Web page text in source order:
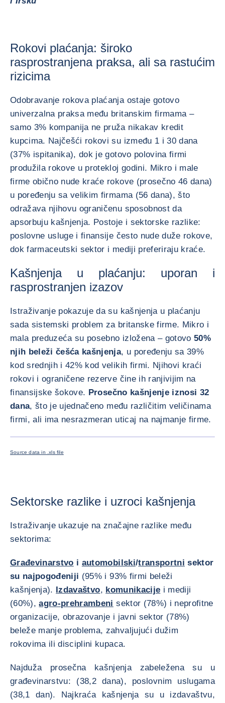
Rokovi plaćanja: široko
rasprostranjena praksa, ali sa rastućim
rizicima
Odobravanje rokova plaćanja ostaje gotovo
univerzalna praksa među britanskim firmama –
samo 3% kompanija ne pruža nikakav kredit
kupcima. Najčešći rokovi su između 1 i 30 dana
(37% ispitanika), dok je gotovo polovina firmi
produžila rokove u protekloj godini. Mikro i male
firme obično nude kraće rokove (prosečno 46 dana)
u poređenju sa velikim firmama (56 dana), što
odražava njihovu ograničenu sposobnost da
apsorbuju kašnjenja. Postoje i sektorske razlike:
poslovne usluge i finansije često nude duže rokove,
dok farmaceutski sektor i mediji preferiraju kraće.
Kašnjenja u plaćanju: uporan i
rasprostranjen izazov
Istraživanje pokazuje da su kašnjenja u plaćanju
sada sistemski problem za britanske firme. Mikro i
mala preduzeća su posebno izložena – gotovo 50%
njih beleži češća kašnjenja, u poređenju sa 39%
kod srednjih i 42% kod velikih firmi. Njihovi kraći
rokovi i ograničene rezerve čine ih ranjivijim na
finansijske šokove. Prosečno kašnjenje iznosi 32
dana, što je ujednačeno među različitim veličinama
firmi, ali ima nesrazmeran uticaj na najmanje firme.
Source data in .xls file
Sektorske razlike i uzroci kašnjenja
Istraživanje ukazuje na značajne razlike među
sektorima:
Građevinarstvo i automobilski/transportni sektor
su najpogođeniji (95% i 93% firmi beleži
kašnjenja). Izdavaštvo, komunikacije i mediji
(60%),agro-prehrambeni sektor (78%) i neprofitne
organizacije, obrazovanje i javni sektor (78%)
beleže manje problema, zahvaljujući dužim
rokovima ili disciplini kupaca.
Najduža prosečna kašnjenja zabeležena su u
građevinarstvu: (38,2 dana), poslovnim uslugama
(38,1 dan). Najkraća kašnjenja su u izdavaštvu,